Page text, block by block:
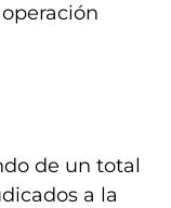
de un total
a la